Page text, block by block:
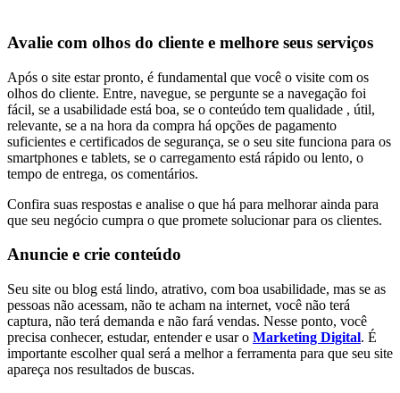
Avalie com olhos do cliente e melhore seus serviços
Após o site estar pronto, é fundamental que você o visite com os
olhos do cliente. Entre, navegue, se pergunte se a navegação foi
fácil, se a usabilidade está boa, se o conteúdo tem qualidade , útil,
relevante, se a na hora da compra há opções de pagamento
suficientes e certificados de segurança, se o seu site funciona para os
smartphones e tablets, se o carregamento está rápido ou lento, o
tempo de entrega, os comentários.
Confira suas respostas e analise o que há para melhorar ainda para
que seu negócio cumpra o que promete solucionar para os clientes.
Anuncie e crie conteúdo
Seu site ou blog está lindo, atrativo, com boa usabilidade, mas se as
pessoas não acessam, não te acham na internet, você não terá
captura, não terá demanda e não fará vendas. Nesse ponto, você
precisa conhecer, estudar, entender e usar o Marketing Digital. É
importante escolher qual será a melhor a ferramenta para que seu site
apareça nos resultados de buscas.